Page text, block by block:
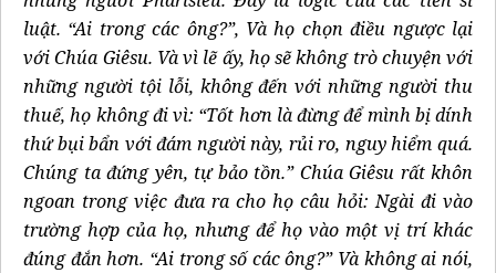
luật. “Ai trong các ông?”, Và họ chọn điều ngược lại
với Chúa Giêsu. Và vì lẽ ấy, họ sẽ không trò chuyện với
những người tội lỗi, không đến với những người thu
thuế, họ không đi vì: “Tốt hơn là đừng để mình bị dính
thứ bụi bẩn với đám người này, rủi ro, nguy hiểm quá.
Chúng ta đứng yên, tự bảo tồn.” Chúa Giêsu rất khôn
ngoan trong việc đưa ra cho họ câu hỏi: Ngài đi vào
trường hợp của họ, nhưng để họ vào một vị trí khác
đúng đắn hơn. “Ai trong số các ông?” Và không ai nói,